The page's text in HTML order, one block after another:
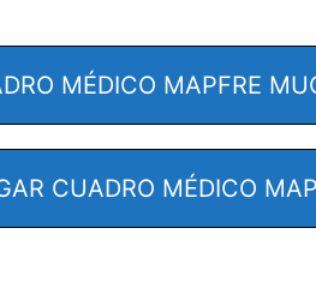
MÉDICO MAPFRE
CUADRO MÉDICO